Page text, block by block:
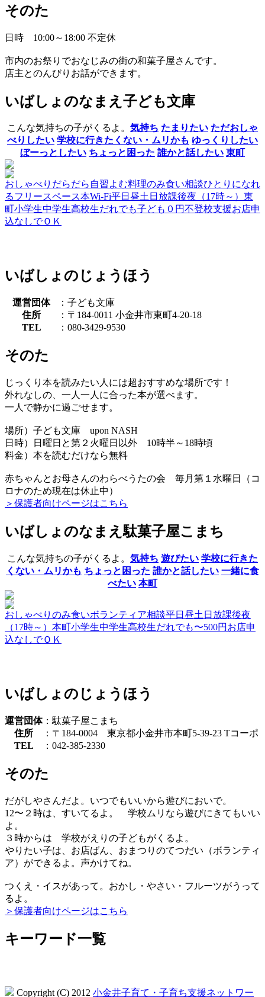
そのた
日時 10:00～18:00 不定休
市内のお祭りでおなじみの街の和菓子屋さんです。
店主とのんびりお話ができます。
いばしょのなまえ 子ども文庫
こんな気持ちの子がくるよ。 気持ち たまりたい ただおしゃ
べりしたい 学校に行きたくない・ムリかも ゆっくりしたい
ぼーっとしたい ちょっと困った 誰かと話したい 東町
おしゃべり だらだら 自習よむ料理のみ食い相談ひとりになれ
るフリースペース本Wi-Fi平日昼土日 放課後夜（17時～） 東
町小学生中学生高校生だれでも子ども０円不登校支援お店申
込なしでＯＫ
いばしょのじょうほう
運営団体
：子ども文庫
住所
：〒184-0011 小金井市東町4-20-18
TEL
：080-3429-9530
そのた
じっくり本を読みたい人には超おすすめな場所です！
外れなしの、一人一人に合った本が選べます。
一人で静かに過ごせます。
場所）子ども文庫 upon NASH
日時）日曜日と第２火曜日以外 10時半～18時頃
料金）本を読むだけなら無料
赤ちゃんとお母さんのわらべうたの会 毎月第１水曜日（コ
ロナのため現在は休止中）
＞保護者向けページはこちら
いばしょのなまえ駄菓子屋こまち
こんな気持ちの子がくるよ。 気持ち 遊びたい 学校に行きた
くない・ムリかも ちょっと困った 誰かと話したい 一緒に食
べたい 本町
おしゃべり のみ食いボランティア相談平日昼土日 放課後夜
（17時～） 本町小学生中学生高校生だれでも〜500円 お店申
込なしでＯＫ
いばしょのじょうほう
運営団体：駄菓子屋こまち
住所
：〒184-0004 東京都小金井市本町5-39-23 Tコーポ
TEL
：042-385-2330
そのた
だがしやさんだよ。いつでもいいから遊びにおいで。
12〜２時は、すいてるよ。 学校ムリなら遊びにきてもいい
よ。
３時からは 学校がえりの子どもがくるよ。
やりたい子は、お店ばん、おまつりのてつだい（ボランティ
ア）ができるよ。声かけてね。
つくえ・イスがあって。おかし・やさい・フルーツがうって
るよ。
＞保護者向けページはこちら
キーワード一覧
Copyright (C) 2012 小金井子育て・子育ち支援ネットワー